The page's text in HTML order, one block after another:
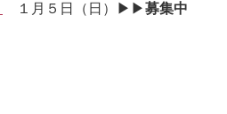
１月５日（日）▶▶募集中